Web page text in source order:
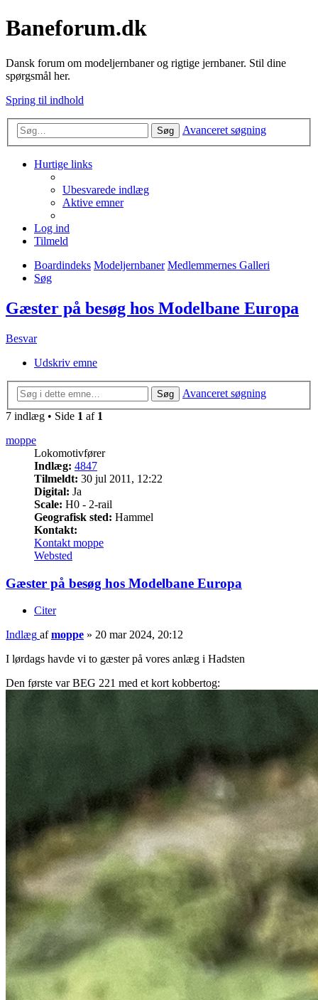
Baneforum.dk
Dansk forum om modeljernbaner og rigtige jernbaner. Stil dine
spørgsmål her.
Spring til indhold
Søg Avanceret søgning
Hurtige links
Ubesvarede indlæg
Aktive emner
Log ind
Tilmeld
Boardindeks Modeljernbaner Medlemmernes Galleri
Søg
Gæster på besøg hos Modelbane Europa
Besvar
Udskriv emne
Søg
Avanceret søgning
7 indlæg • Side 1 af 1
moppe
Lokomotivfører
Indlæg: 4847
Tilmeldt: 30 jul 2011, 12:22
Digital: Ja
Scale: H0 - 2-rail
Geografisk sted: Hammel
Kontakt:
Kontakt moppe
Websted
Gæster på besøg hos Modelbane Europa
Citer
Indlæg afmoppe » 20 mar 2024, 20:12
I lørdags havde vi to gæster på vores anlæg i Hadsten
Den første var BEG 221 med et kort kobbertog: